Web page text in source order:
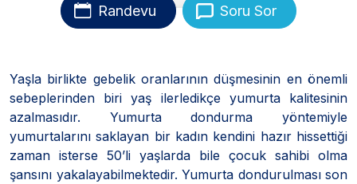
Randevu Soru Sor
Yaşla birlikte gebelik oranlarının düşmesinin en önemli
sebeplerinden biri yaş ilerledikçe yumurta kalitesinin
azalmasıdır. Yumurta dondurma yöntemiyle
yumurtalarını saklayan bir kadın kendini hazır hissettiği
zaman isterse 50’li yaşlarda bile çocuk sahibi olma
şansını yakalayabilmektedir. Yumurta dondurulması son